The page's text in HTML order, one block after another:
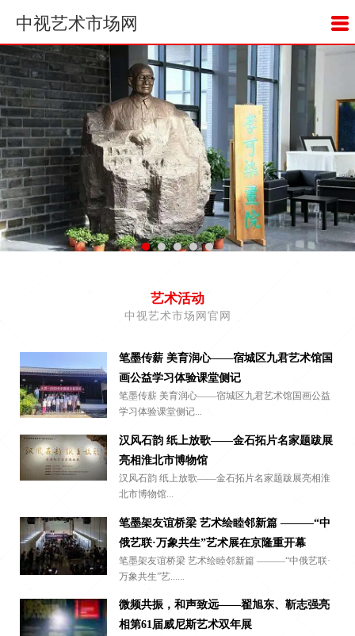
中视艺术市场网
艺术活动
中视艺术市场网官网
笔墨传薪 美育润心——宿城区九君艺术馆国
画公益学习体验课堂侧记
笔墨传薪 美育润心——宿城区九君艺术馆国画公益
学习体验课堂侧记...
汉风石韵 纸上放歌——金石拓片名家题跋展
亮相淮北市博物馆
汉风石韵 纸上放歌——金石拓片名家题跋展亮相淮
北市博物馆...
笔墨架友谊桥梁 艺术绘睦邻新篇 ———“中
俄艺联·万象共生”艺术展在京隆重开幕
笔墨架友谊桥梁 艺术绘睦邻新篇 ———“中俄艺联·
万象共生”艺......
微频共振，和声致远——翟旭东、靳志强亮
相第61届威尼斯艺术双年展